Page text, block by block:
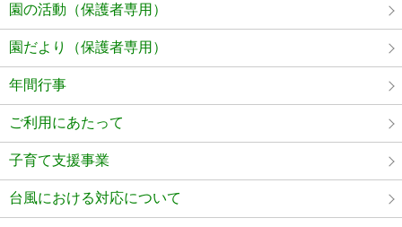
園の活動（保護者専用）
園だより（保護者専用）
年間行事
ご利用にあたって
子育て支援事業
台風における対応について